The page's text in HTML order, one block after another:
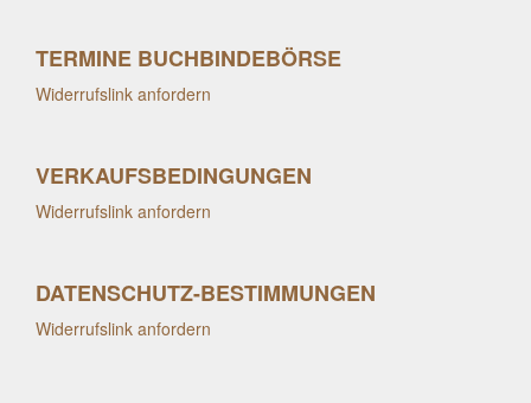
TERMINE BUCHBINDEBÖRSE
Widerrufslink anfordern
VERKAUFSBEDINGUNGEN
Widerrufslink anfordern
DATENSCHUTZ-BESTIMMUNGEN
Widerrufslink anfordern